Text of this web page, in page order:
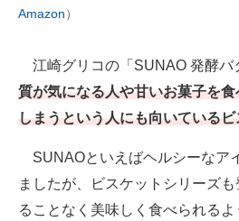
Amazon）
江崎グリコの「SUNAO 発酵バ
質が気になる人や甘いお菓子を
しまうという人にも向いているビ
SUNAOといえばヘルシーなア
ましたが、ビスケットシリーズ
ることなく美味しく食べられるよ